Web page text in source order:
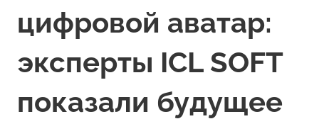
цифровой аватар:
эксперты ICL SOFT
показали будущее